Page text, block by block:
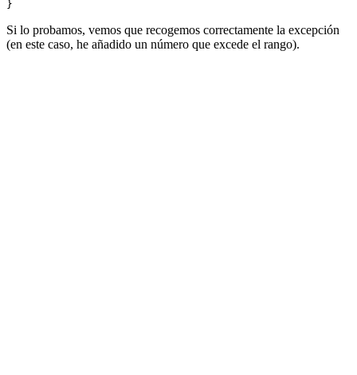
Si lo probamos, vemos que recogemos correctamente la excepción
(en este caso, he añadido un número que excede el rango).